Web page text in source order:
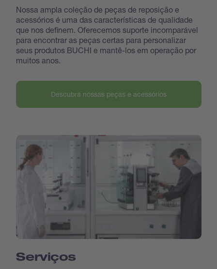
Nossa ampla coleção de peças de reposição e
acessórios é uma das características de qualidade
que nos definem. Oferecemos suporte incomparável
para encontrar as peças certas para personalizar
seus produtos BUCHI e mantê-los em operação por
muitos anos.
Descubra nossas peças e acessórios
Serviços